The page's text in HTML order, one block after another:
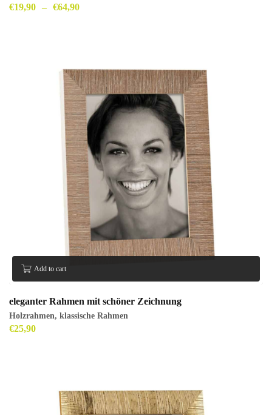
€19,90 – €64,90
Add to cart
eleganter Rahmen mit schöner Zeichnung
Holzrahmen, klassische Rahmen
€25,90